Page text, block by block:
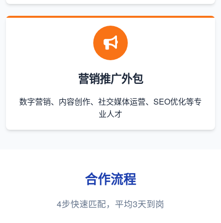
营销推广外包
数字营销、内容创作、社交媒体运营、SEO优化等专
业人才
合作流程
4步快速匹配，平均3天到岗